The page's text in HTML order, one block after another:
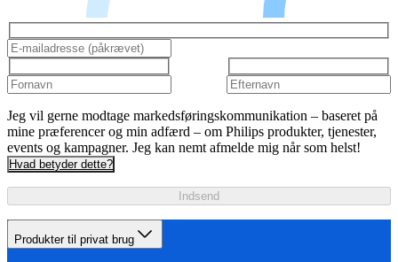
Jeg vil gerne modtage markedsføringskommunikation – baseret på
mine præferencer og min adfærd – om Philips produkter, tjenester,
events og kampagner. Jeg kan nemt afmelde mig når som helst!
Hvad betyder dette?
Indsend
Produkter til privat brug